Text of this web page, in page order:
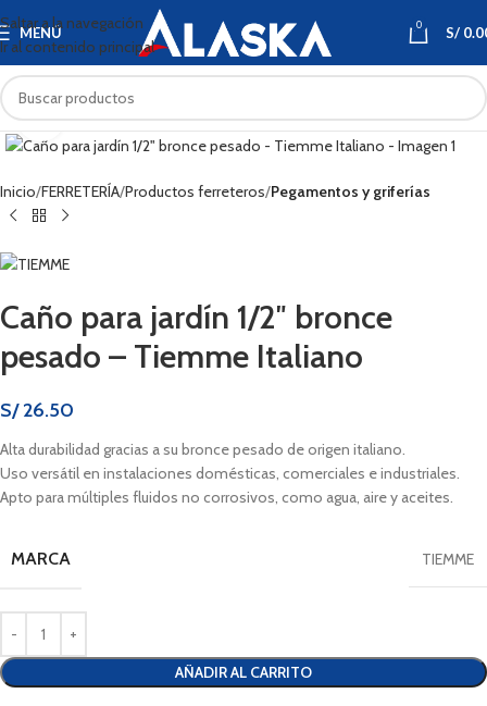
Saltar a la navegación
Ir al contenido principal
MENÚ 0 S/
Haga clic para ampliar
Inicio FERRETERÍA Productos ferreteros Pegamentos y griferías
Caño para jardín 1/2″ bronce
pesado – Tiemme Italiano
S/26.50
Alta durabilidad gracias a su bronce pesado de origen italiano.
Uso versátil en instalaciones domésticas, comerciales e industriales.
Apto para múltiples fluidos no corrosivos, como agua, aire y aceites.
MARCA TIEMME
AÑADIR AL CARRITO